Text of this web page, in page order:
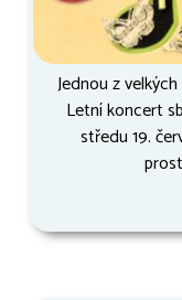
Jednou z
Letní koncert
středu 19.